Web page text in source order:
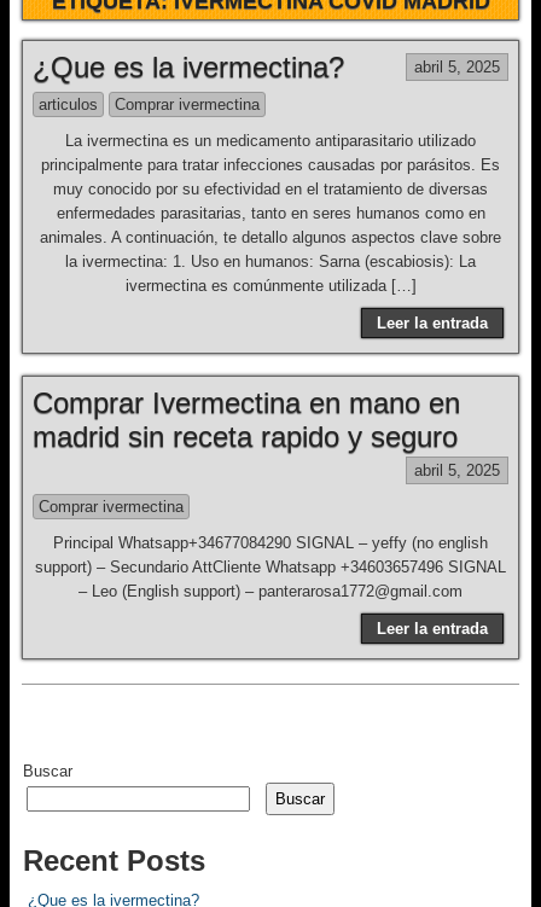
¿Que es la ivermectina? abril 5, 2025
articulos
Comprar ivermectina
La ivermectina es un medicamento antiparasitario utilizado
principalmente para tratar infecciones causadas por parásitos. Es
muy conocido por su efectividad en el tratamiento de diversas
enfermedades parasitarias, tanto en seres humanos como en
animales. A continuación, te detallo algunos aspectos clave sobre
la ivermectina: 1. Uso en humanos: Sarna (escabiosis): La
ivermectina es comúnmente utilizada […]
Leer la entrada
Comprar Ivermectina en mano en
madrid sin receta rapido y seguro
abril 5, 2025
Comprar ivermectina
Principal Whatsapp+34677084290 SIGNAL – yeffy (no english
support) – Secundario AttCliente Whatsapp +34603657496 SIGNAL
– Leo (English support) – panterarosa1772@gmail.com
Leer la entrada
Buscar
Buscar
Recent Posts
¿Que es la ivermectina?